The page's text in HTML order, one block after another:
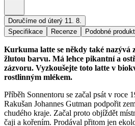
Doručíme od úterý 11. 8.
Specifikace
Recenze Podobné
Kurkuma latte se někdy také nazývá
žlutou barvu. Má lehce pikantní a
zázvoru. Vyzkoušejte toto latte v
rostlinným mlékem.
Příběh Sonnentoru se začal psát v roce
Rakušan Johannes Gutman podpořit
chudého kraje. Začal proto objíždět
čaji a kořením. Prodával přitom jen